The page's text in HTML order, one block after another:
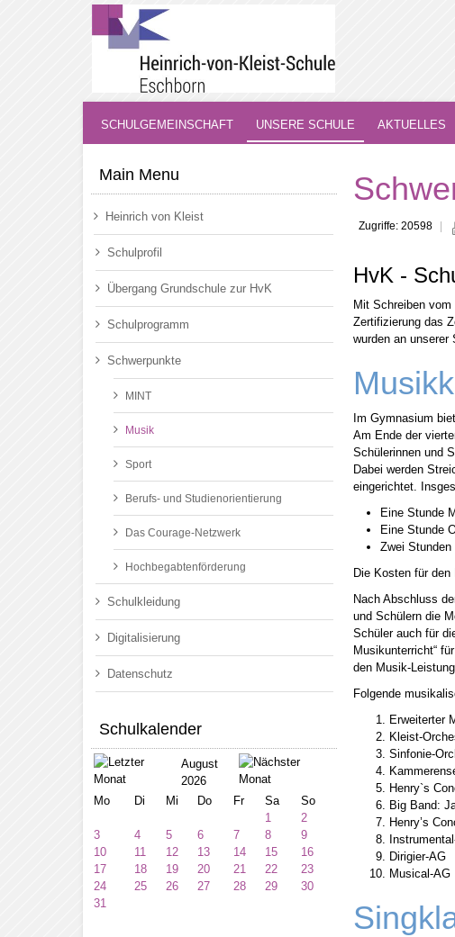
SCHULGEMEINSCHAFT UNSERE SCHULE AKTUELLES
Main Menu
Heinrich von Kleist
Schulprofil
Übergang Grundschule zur HvK
Schulprogramm
Schwerpunkte
MINT
Musik
Sport
Berufs- und Studienorientierung
Das Courage-Netzwerk
Hochbegabtenförderung
Schulkleidung
Digitalisierung
Datenschutz
Schulkalender
August
2026
Mo
Di Mi Do Fr Sa
So
1
2
3
4 5 6 7 8
9
10
11 12 13 14 15
16
17
18 19 20 21 22
23
24
25 26 27 28 29
30
31
Zugriffe: 20598
HvK -
Mit Schreiben
Zertifizierung das
wurden an unserer
Im Gymnasium
Am Ende der
Schülerinnen und
Dabei werden
eingerichtet.
Eine Stunde
Eine Stunde
Zwei
Die Kosten für
Nach Abschluss
und Schülern die
Schüler auch für
Musikunterricht“
den Musik-
Folgende
Erweiterter
Kleist-
Sinfonie-
Henry`s
Big Band:
Henry’s
Dirigier-AG
Musical-AG